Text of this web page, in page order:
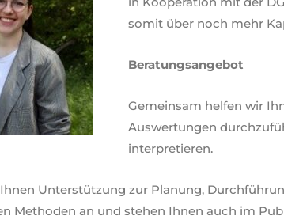
somit über noch mehr
Beratungsangebot
Gemeinsam helfen wir
Auswertungen
interpretieren.
Unterstützung zur Planung,
Methoden an und stehen Ihnen auch im